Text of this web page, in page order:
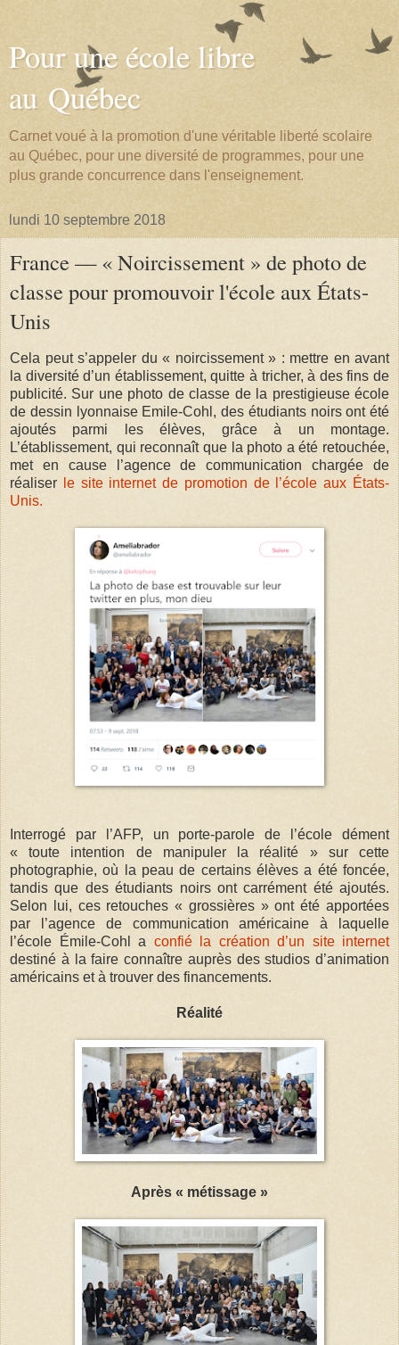
Pour une école libre
au Québec
Carnet voué à la promotion d'une véritable liberté scolaire
au Québec, pour une diversité de programmes, pour une
plus grande concurrence dans l'enseignement.
lundi 10 septembre 2018
France — « Noircissement » de photo de
classe pour promouvoir l'école aux États-
Unis
Cela peut s’appeler du « noircissement » : mettre en avant
la diversité d’un établissement, quitte à tricher, à des fins de
publicité. Sur une photo de classe de la prestigieuse école
de dessin lyonnaise Emile-Cohl, des étudiants noirs ont été
ajoutés parmi les élèves, grâce à un montage.
L’établissement, qui reconnaît que la photo a été retouchée,
met en cause l’agence de communication chargée de
réaliser
le site internet de promotion de l’école aux États-
Unis.
Interrogé par l’AFP, un porte-parole de l’école dément
« toute intention de manipuler la réalité » sur cette
photographie, où la peau de certains élèves a été foncée,
tandis que des étudiants noirs ont carrément été ajoutés.
Selon lui, ces retouches « grossières » ont été apportées
par l’agence de communication américaine à laquelle
l’école Émile-Cohl a confié la création d’un site internet
destiné à la faire connaître auprès des studios d’animation
américains et à trouver des financements.
Réalité
Après « métissage »